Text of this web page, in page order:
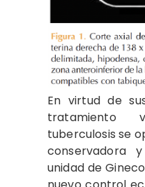
En virtud de
tratamiento
tuberculosis se
conservadora
unidad de